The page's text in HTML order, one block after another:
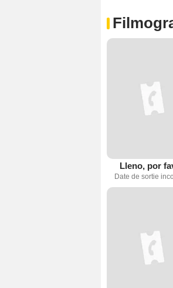
Lleno, por
Date de sortie